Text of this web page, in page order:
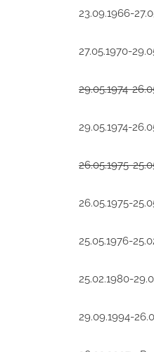
23.09.1966-
27.05.1970-
29.05.1974-
29.05.1974-
26.05.1975-
26.05.1975-
25.05.1976-
25.02.1980-
29.09.1994-